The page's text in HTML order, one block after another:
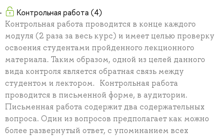
Контрольная работа (4)
Контрольная работа проводится в конце каждого
модуля (2 раза за весь курс) и имеет целью проверку
освоения студентами пройденного лекционного
материала. Таким образом, одной из целей данного
вида контроля является обратная связь между
студентом и лектором. Контрольная работа
проводится в письменной форме, в аудитории.
Письменная работа содержит два содержательных
вопроса. Один из вопросов предполагает как можно
более развернутый ответ, с упоминанием всех